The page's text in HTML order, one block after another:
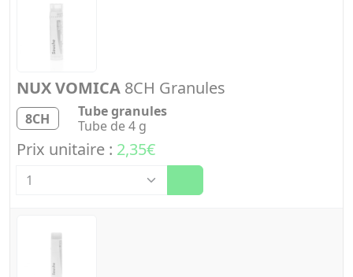
NUX VOMICA 8CH Granules
8CH
Tube granules
Tube de 4 g
Prix unitaire : 2,35€